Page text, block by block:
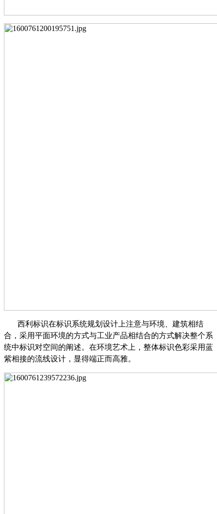
西利标识在标识系统规划设计上注意与环境、建筑相结
合，采用平面环境的方式与工业产品相结合的方式解决整个系
统中标识对空间的阐述。在环境艺术上，整体标识色彩采用蓝
紫相接的流线设计，显得端正而高雅。